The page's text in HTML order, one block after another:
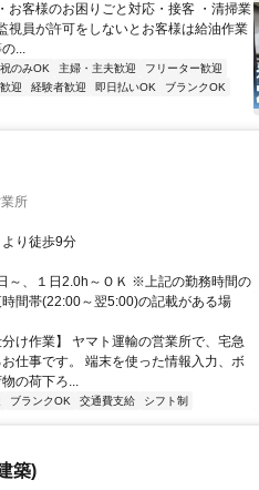
お客様のお困りごと対応・接客 ・清掃業
員が許可をしないとお客様は給油作業
...
のみOK 主婦・主夫歓迎
フリーター歓迎
迎 経験者歓迎 即日払いOK
ブランクOK
所
り徒歩9分
～、１日2.0h～ＯＫ ※上記の勤務時間の
間帯(22:00～翌5:00)の記載がある場
け作業】 ヤマト運輸の営業所で、宅急
仕事です。 端末を使った情報入力、ボ
の荷下ろ...
ブランクOK 交通費支給 シフト制
築)